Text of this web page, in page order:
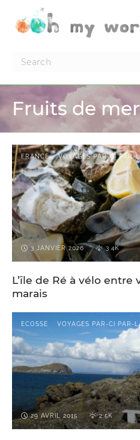
Fruits de mer
FRANCE VOYAGES PAR-CI PAR-
3 JANVIER 2026 3.4K
L’île de Ré à vélo entre
marais
ECOSSE VOYAGES PAR-CI PAR-
29 AVRIL 2015 2.5K